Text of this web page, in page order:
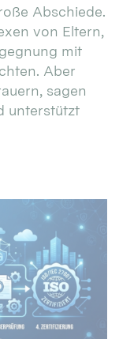
Abschiede.
von Eltern,
mit
Aber
sagen
unterstützt